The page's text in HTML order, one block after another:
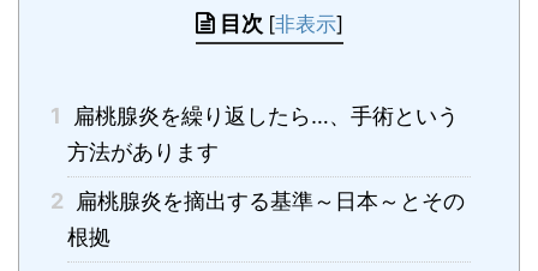
目次 [非表示]
1
扁桃腺炎を繰り返したら…、手術という
方法があります
2
扁桃腺炎を摘出する基準～日本～とその
根拠